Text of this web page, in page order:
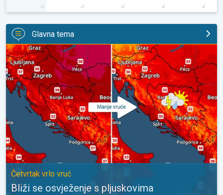
Glavna tema
Bliži se osvježenje s pljuskovima. Četvrtak vrlo vruć. . .
Četvrtak vrlo vruć
Bliži se osvježenje s pljuskovima